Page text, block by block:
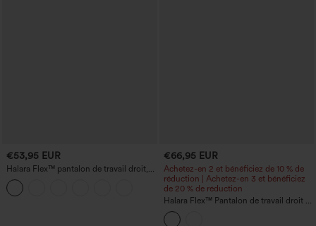
€53,95 EUR
Halara Flex™ pantalon de travail droit,
taille mi-haute, avec poches
€66,95 EUR
Achetez-en 2 et bénéficiez de 10 % de
réduction | Achetez-en 3 et bénéficiez
de 20 % de réduction
Halara Flex™ Pantalon de travail droit à
taille haute, motif chevrons, avec
poches